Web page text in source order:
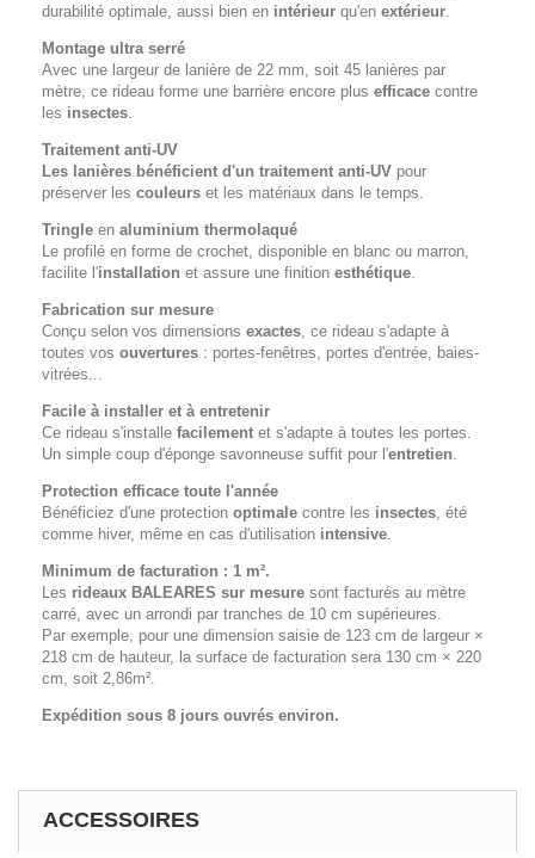
durabilité optimale, aussi bien en intérieur qu'en extérieur
Montage ultra serré
Avec une largeur de lanière de 22 mm, soit 45 lanières par
mètre, ce rideau forme une barrière encore plus efficace contre
les insectes
Traitement anti-UV
Les lanières bénéficient d'un traitement anti-UV pour
préserver les couleurs et les matériaux dans le temps.
Tringle en aluminium thermolaqué
Le profilé en forme de crochet, disponible en blanc ou marron,
facilite l'installation et assure une finition esthétique
Fabrication sur mesure
Conçu selon vos dimensions exactes , ce rideau s'adapte à
toutes vos ouvertures : portes-fenêtres, portes d'entrée, baies-
vitrées...
Facile à installer et à entretenir
Ce rideau s'installe facilement et s'adapte à toutes les portes.
Un simple coup d'éponge savonneuse suffit pour l'entretien
Protection efficace toute l'année
Bénéficiez d'une protection optimale contre les insectes , été
comme hiver, même en cas d'utilisation intensive
Minimum de facturation : 1 m².
Les rideaux BALEARES sur mesure sont facturés au mètre
carré, avec un arrondi par tranches de 10 cm supérieures.
Par exemple, pour une dimension saisie de 123 cm de largeur ×
218 cm de hauteur, la surface de facturation sera 130 cm × 220
cm, soit 2,86m².
Expédition sous 8 jours ouvrés environ.
ACCESSOIRES